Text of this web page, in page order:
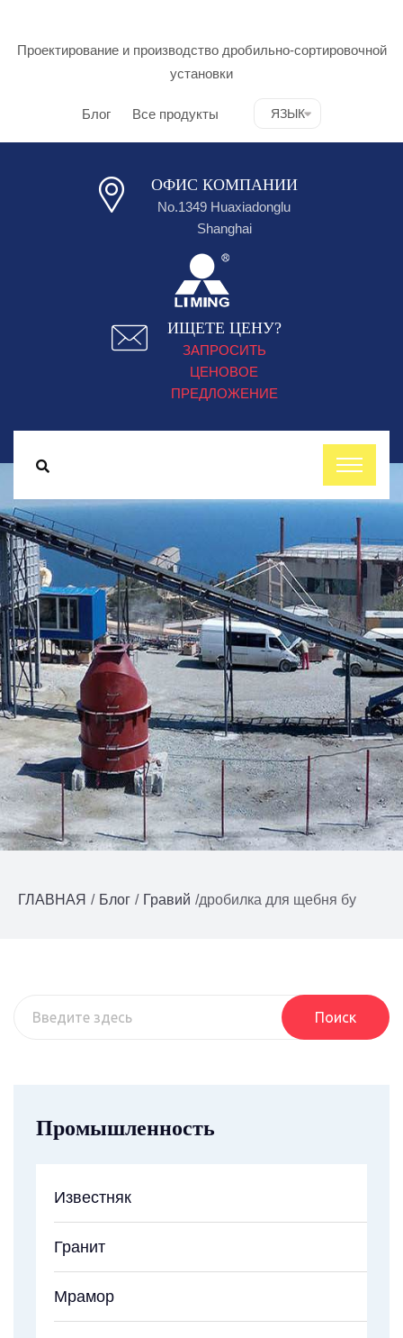
Проектирование и производство дробильно-сортировочной
установки
Блог Все продукты ЯЗЫК
ОФИС КОМПАНИИ
No.1349 Huaxiadonglu
Shanghai
ИЩЕТЕ ЦЕНУ?
ЗАПРОСИТЬ
ЦЕНОВОЕ
ПРЕДЛОЖЕНИЕ
ГЛАВНАЯ / Блог / Гравий /дробилка для щебня бу
Поиск
Промышленность
Известняк
Гранит
Мрамор